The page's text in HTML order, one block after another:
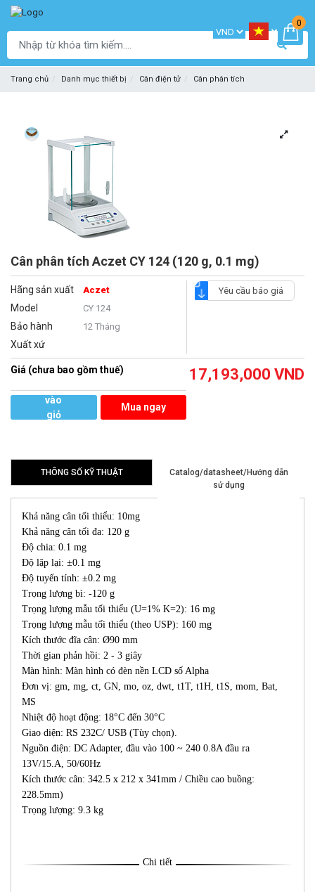
0
Trang chủ Danh mục thiết bị Cân điện tử Cân phân tích
Cân phân tích Aczet CY 124 (120 g, 0.1 mg)
Hãng sản xuất Aczet
Model CY 124
Bảo hành 12 Tháng
Xuất xứ
Yêu cầu báo giá
Giá (chưa bao gồm thuế) 17,193,000 VND
vào
giỏ
Mua ngay
THÔNG SỐ KỸ THUẬT
Catalog/datasheet/Hướng dẫn
sử dụng
Khả năng cân tối thiểu: 10mg
Khả năng cân tối đa: 120 g
Độ chia: 0.1 mg
Độ lặp lại: ±0.1 mg
Độ tuyến tính: ±0.2 mg
Trọng lượng bì: -120 g
Trọng lượng mẫu tối thiểu (U=1% K=2): 16 mg
Trọng lượng mẫu tối thiểu (theo USP): 160 mg
Kích thước đĩa cân: Ø90 mm
Thời gian phản hồi: 2 - 3 giây
Màn hình: Màn hình có đèn nền LCD số Alpha
Đơn vị: gm, mg, ct, GN, mo, oz, dwt, t1T, t1H, t1S, mom, Bat,
MS
Nhiệt độ hoạt động: 18°C đến 30°C
Giao diện: RS 232C/ USB (Tùy chọn).
Nguồn điện: DC Adapter, đầu vào 100 ~ 240 0.8A đầu ra
13V/15.A, 50/60Hz
Kích thước cân: 342.5 x 212 x 341mm / Chiều cao buồng:
228.5mm)
Trọng lượng: 9.3 kg
Chi tiết